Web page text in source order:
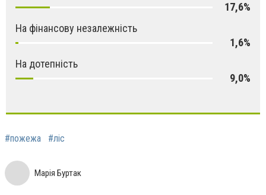
17,6%
На фінансову незалежність
1,6%
На дотепність
9,0%
#пожежа #ліс
Марія Буртак